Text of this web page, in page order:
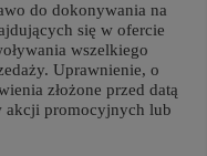
do dokonywania na
się w ofercie
wszelkiego
Uprawnienie, o
złożone przed datą
akcji promocyjnych lub